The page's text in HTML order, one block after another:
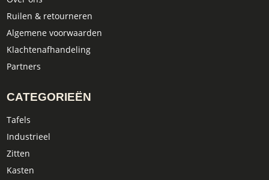
Ruilen & retourneren
Algemene voorwaarden
Klachtenafhandeling
Partners
CATEGORIEËN
Tafels
Industrieel
Zitten
Kasten